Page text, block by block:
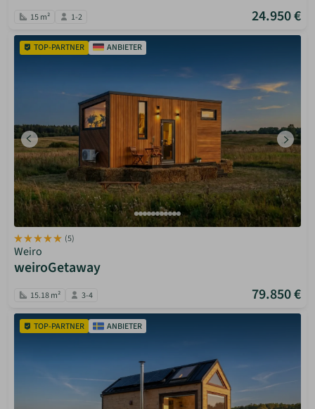
15 m² 1-2 24.950 €
TOP-PARTNER ANBIETER
(5)
Weiro
weiroGetaway
15.18 m² 3-4 79.850 €
TOP-PARTNER ANBIETER